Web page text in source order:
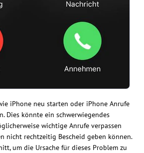
iPhone neu starten oder iPhone Anrufe
Dies könnte ein schwerwiegendes
wichtige Anrufe verpassen
nicht rechtzeitig Bescheid geben können.
um die Ursache für dieses Problem zu